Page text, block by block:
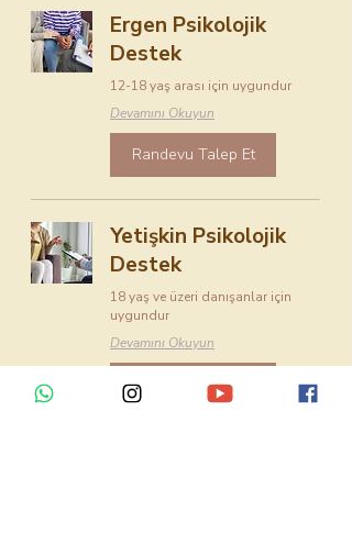
Ergen Psikolojik
Destek
12-18 yaş arası için uygundur
Devamını Okuyun
Randevu Talep Et
Yetişkin Psikolojik
Destek
18 yaş ve üzeri danışanlar için
uygundur
Devamını Okuyun
Randevu Talep Et